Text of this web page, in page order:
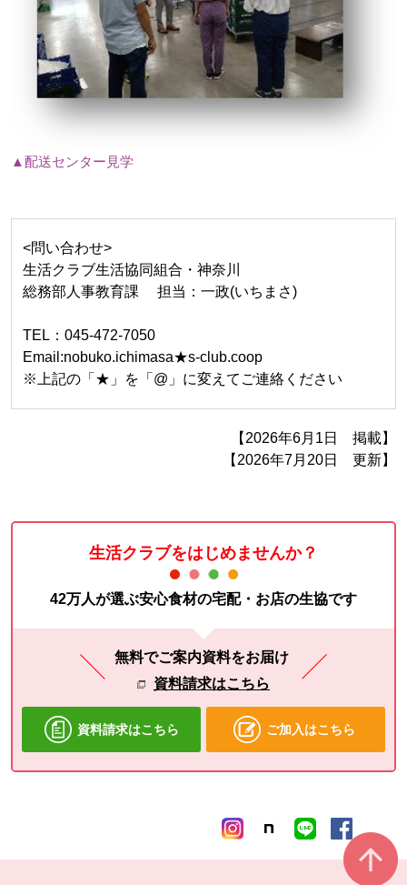
▲配送センター見学
<問い合わせ>
生活クラブ生活協同組合・神奈川
総務部人事教育課 担当：一政(いちまさ)
TEL：045-472-7050
Email:nobuko.ichimasa★s-club.coop
※上記の「★」を「@」に変えてご連絡ください
【2026年6月1日 掲載】
【2026年7月20日 更新】
生活クラブをはじめませんか？
42万人が選ぶ安心食材の宅配・お店の生協です
無料でご案内資料をお届け
資料請求はこちら
資料請求はこちら ご加入はこちら